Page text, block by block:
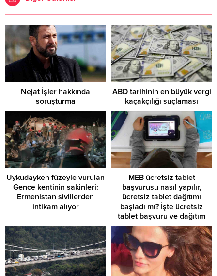
Nejat İşler hakkında
soruşturma
ABD tarihinin en büyük vergi
kaçakçılığı suçlaması
Uykudayken füzeyle vurulan
Gence kentinin sakinleri:
Ermenistan sivillerden
intikam alıyor
MEB ücretsiz tablet
başvurusu nasıl yapılır,
ücretsiz tablet dağıtımı
başladı mı? İşte ücretsiz
tablet başvuru ve dağıtım
süreci…